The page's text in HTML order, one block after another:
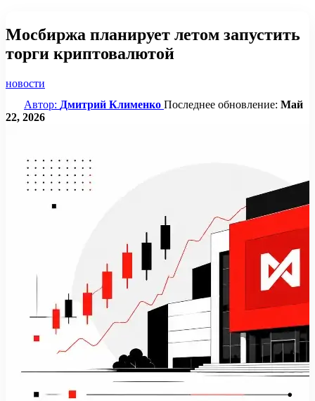
Мосбиржа планирует летом запустить
торги криптовалютой
новости
Автор: Дмитрий Клименко Последнее обновление: Май
22, 2026